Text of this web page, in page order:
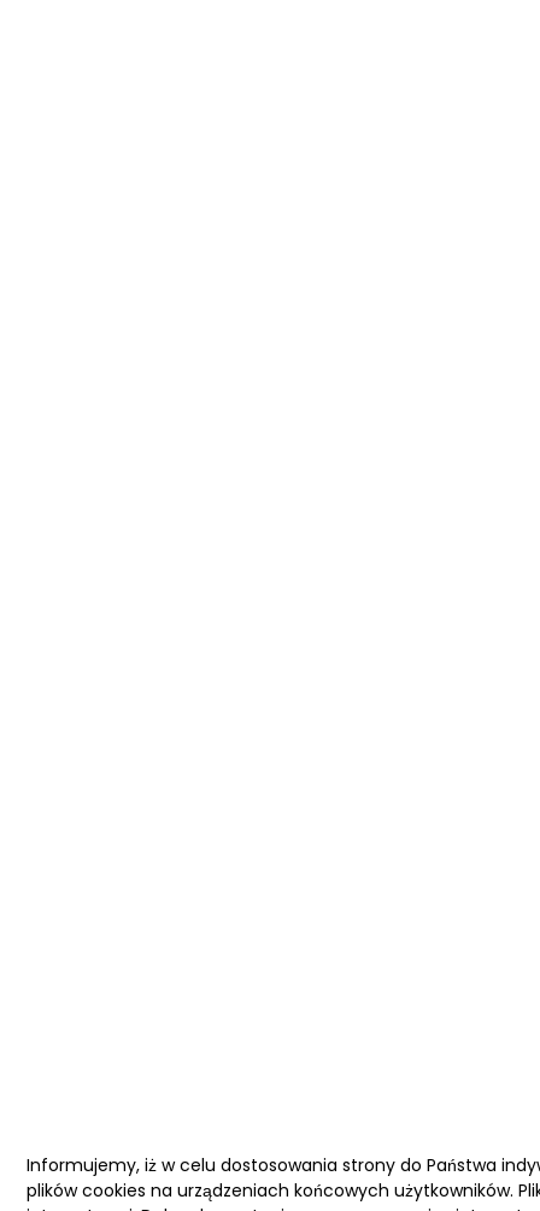
Informujemy, iż w celu dostosowania strony do Państwa
plików cookies na urządzeniach końcowych użytkowników.